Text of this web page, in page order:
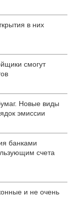
в них
смогут
Новые виды
эмиссии
банками
счета
и не очень